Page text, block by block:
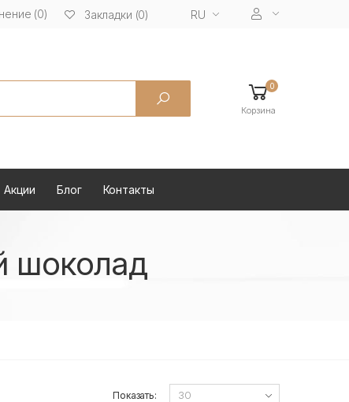
(0) Закладки (0) RU
0
Корзина
Акции Блог Контакты
шоколад
Показать: